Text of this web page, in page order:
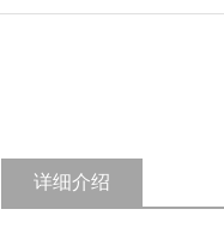
详细介绍